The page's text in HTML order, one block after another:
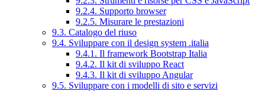
9.2.4. Supporto browser
9.2.5. Misurare le prestazioni
9.3. Catalogo del riuso
9.4. Sviluppare con il design system .italia
9.4.1. Il framework Bootstrap Italia
9.4.2. Il kit di sviluppo React
9.4.3. Il kit di sviluppo Angular
9.5. Sviluppare con i modelli di sito e servizi